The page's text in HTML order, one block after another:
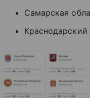
Самарская
Краснодарский